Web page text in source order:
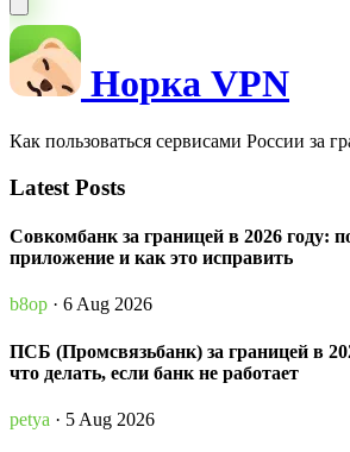
Норка VPN
Как пользоваться сервисами России за
Latest Posts
Совкомбанк за границей в 2026 году:
приложение и как это исправить
b8op · 6 Aug 2026
ПСБ (Промсвязьбанк) за границей в
что делать, если банк не работает
petya · 5 Aug 2026